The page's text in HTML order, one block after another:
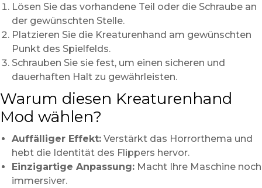
Lösen Sie das vorhandene Teil oder die Schraube an
der gewünschten Stelle.
Platzieren Sie die Kreaturenhand am gewünschten
Punkt des Spielfelds.
Schrauben Sie sie fest, um einen sicheren und
dauerhaften Halt zu gewährleisten.
Warum diesen Kreaturenhand
Mod wählen?
Auffälliger Effekt: Verstärkt das Horrorthema und
hebt die Identität des Flippers hervor.
Einzigartige Anpassung: Macht Ihre Maschine noch
immersiver.